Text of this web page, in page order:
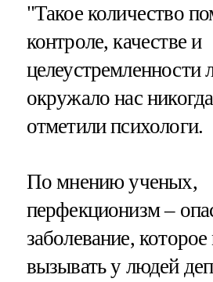
"Такое количество
контроле, качестве и
целеустремленности
окружало нас
отметили психологи.
По мнению ученых,
перфекционизм –
заболевание,
вызывать у людей